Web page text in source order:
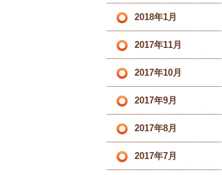
2018年1月
2017年11月
2017年10月
2017年9月
2017年8月
2017年7月